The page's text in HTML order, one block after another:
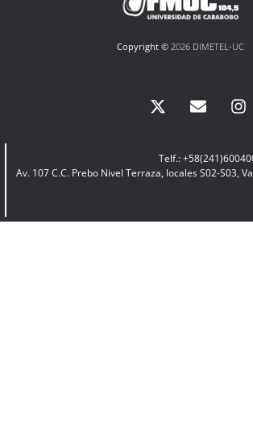
Copyright © 2026 DIMETEL-UC
Telf.:
Av. 107 C.C. Prebo Nivel Terraza, locales S02-S03,